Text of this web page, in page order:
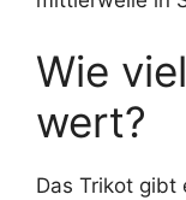
Wie
wert?
Das Trikot gibt